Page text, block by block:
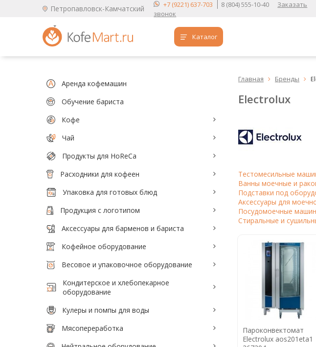
Петропавловск-Камчатский +7 (9221) 637-703 8 (804) 555-10-40
Заказать
звонок
Каталог
Обучение бариста
Кофе
Чай
Продукты для HoReCa
Расходники для кофеен
Упаковка для готовых блюд
Кофейное оборудование
Весовое и упаковочное оборудование
Кондитерское и хлебопекарное
оборудование
Кулеры и помпы для воды
Мясопереработка
Кофе в зернах свежей
Кофе в зернах хит
Кофе в зернах свежей
Кофе в дрип пакетах
Кофе без кофеина
Кофе для вендинга
Кофе сублимированный
Таблетки кофе (кофе в
Главная  Бренды 
Electrolux
Тестомесильные
Ванны моечные и
Подставки под
Аксессуары для
Посудомоечные
Стиральные и
Пароконвектомат
Electrolux aos201eta1
Аренда кофемашин
Обучение бариста
Кофе
Чай
Продукты для HoReCa
Расходники для кофеен
Упаковка для готовых блюд
Продукция с логотипом
Аксессуары для барменов и бариста
Кофейное оборудование
Весовое и упаковочное оборудование
Кондитерское и хлебопекарное
оборудование
Кулеры и помпы для воды
Мясопереработка